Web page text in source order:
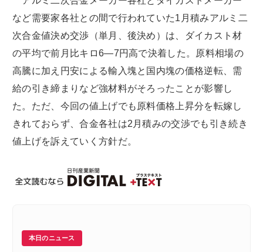
など需要家各社との間で行われていた1月積みアルミ二
次合金値決め交渉（単月、後決め）は、ダイカスト材
の平均で前月比キロ6―7円高で決着した。原料相場の
高騰に加え円安による輸入塊と国内塊の価格逆転、需
給の引き締まりなど強材料がそろったことが影響し
た。ただ、今回の値上げでも原料価格上昇分を転嫁し
きれておらず、合金各社は2月積みの交渉でも引き続き
値上げを訴えていく方針だ。
本日のニュース